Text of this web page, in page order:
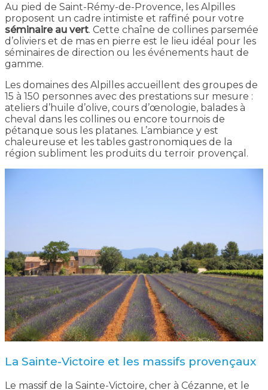
Au pied de Saint-Rémy-de-Provence, les Alpilles
proposent un cadre intimiste et raffiné pour votre
séminaire au vert. Cette chaîne de collines parsemée
d’oliviers et de mas en pierre est le lieu idéal pour les
séminaires de direction ou les événements haut de
gamme.
Les domaines des Alpilles accueillent des groupes de
15 à 150 personnes avec des prestations sur mesure :
ateliers d’huile d’olive, cours d’œnologie, balades à
cheval dans les collines ou encore tournois de
pétanque sous les platanes. L’ambiance y est
chaleureuse et les tables gastronomiques de la
région subliment les produits du terroir provençal.
La Sainte-Victoire et les massifs provençaux
Le massif de la Sainte-Victoire, cher à Cézanne, et le